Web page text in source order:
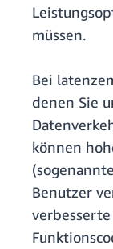
müssen.
Bei
denen Sie
können
Benutzer